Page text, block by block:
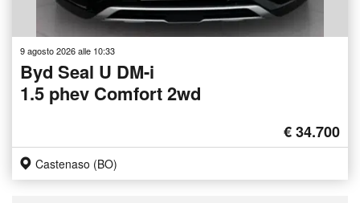
9 agosto 2026 alle 10:33
Byd Seal U DM-i
1.5 phev Comfort 2wd
€ 34.700
Castenaso (BO)